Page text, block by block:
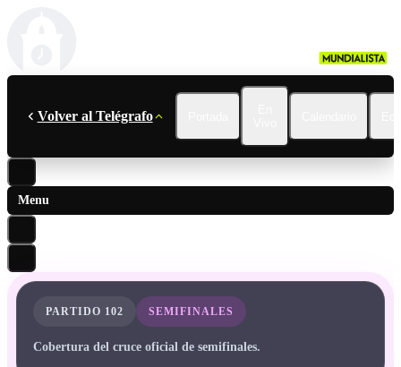
Volver al Telégrafo
Menu
PARTIDO 102 SEMIFINALES
Cobertura del cruce oficial de semifinales.